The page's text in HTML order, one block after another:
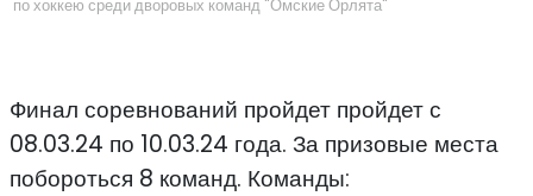
по хоккею среди дворовых команд "Омские Орлята"
Финал соревнований пройдет пройдет с
08.03.24 по 10.03.24 года. За призовые места
побороться 8 команд. Команды: